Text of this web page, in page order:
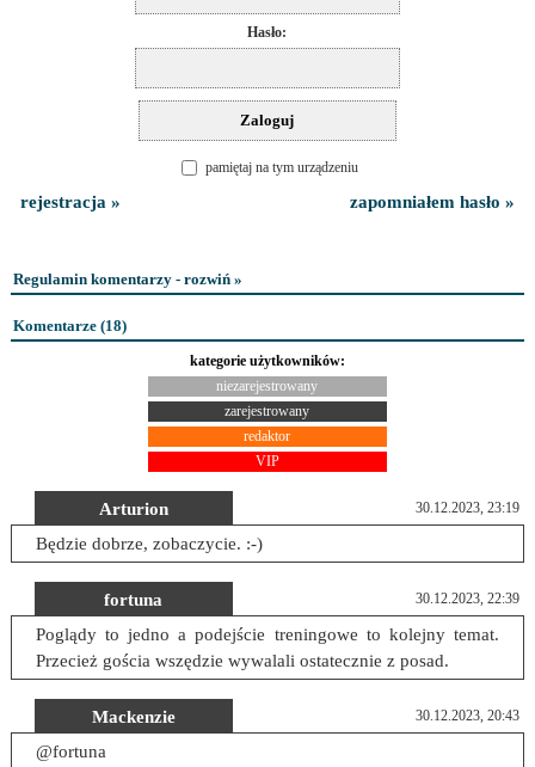
Hasło:
pamiętaj na tym urządzeniu
rejestracja » zapomniałem hasło »
Regulamin komentarzy - rozwiń »
Komentarze (18)
kategorie użytkowników:
niezarejestrowany
zarejestrowany
redaktor
VIP
Arturion 30.12.2023, 23:19
Będzie dobrze, zobaczycie. :-)
fortuna 30.12.2023, 22:39
Poglądy to jedno a podejście treningowe to kolejny temat.
Przecież gościa wszędzie wywalali ostatecznie z posad.
Mackenzie 30.12.2023, 20:43
@fortuna